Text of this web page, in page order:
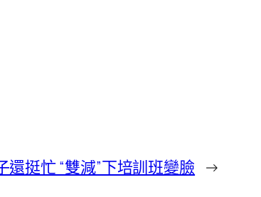
挺忙 “雙減”下培訓班變臉 →